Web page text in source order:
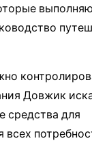
Довжик
средства для
всех